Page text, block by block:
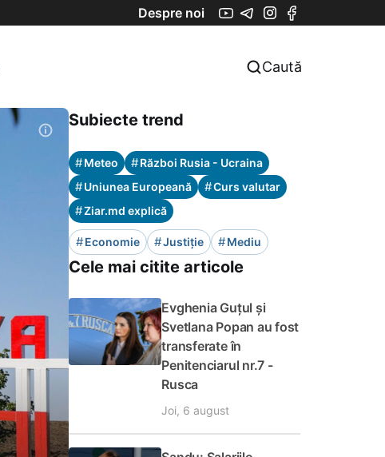
Despre noi
Caută
Subiecte trend
#Meteo #Război Rusia - Ucraina
#Uniunea Europeană #Curs valutar
#Ziar.md explică
#Economie #Justiție #Mediu
Cele mai citite articole
Evghenia Guțul și
Svetlana Popan au fost
transferate în
Penitenciarul nr.7 -
Rusca
Joi, 6 august